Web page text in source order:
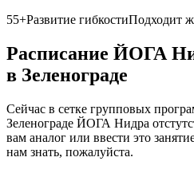
55+Развитие гибкостиПодходит
Расписание ЙОГА
в Зеленограде
Сейчас в сетке групповых
Зеленограде ЙОГА Нидра
вам аналог или ввести это
нам знать, пожалуйста.